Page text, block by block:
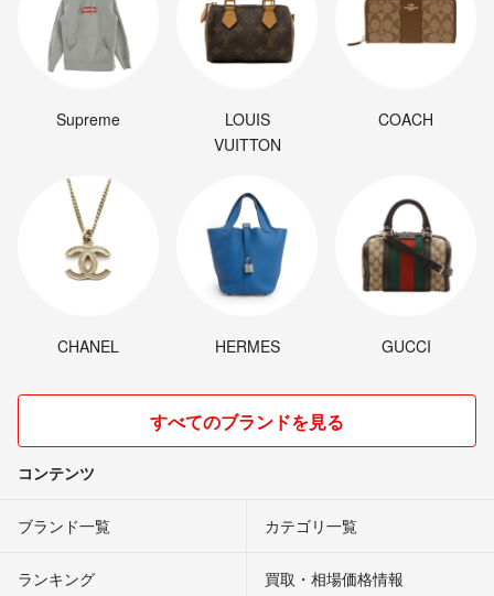
Supreme
LOUIS
VUITTON
COACH
CHANEL HERMES GUCCI
すべてのブランドを見る
コンテンツ
ブランド一覧 カテゴリ一覧
ランキング 買取・相場価格情報